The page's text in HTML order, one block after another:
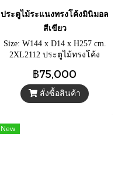
ประตูไม้ระแนงทรงโค้งมินิมอล
สีเขียว
Size: W144 x D14 x H257 cm.
2XL2112 ประตูไม้ทรงโค้ง
แต่งสวน แต่งคาเฟ่
฿75,000
สั่งซื้อสินค้า
New